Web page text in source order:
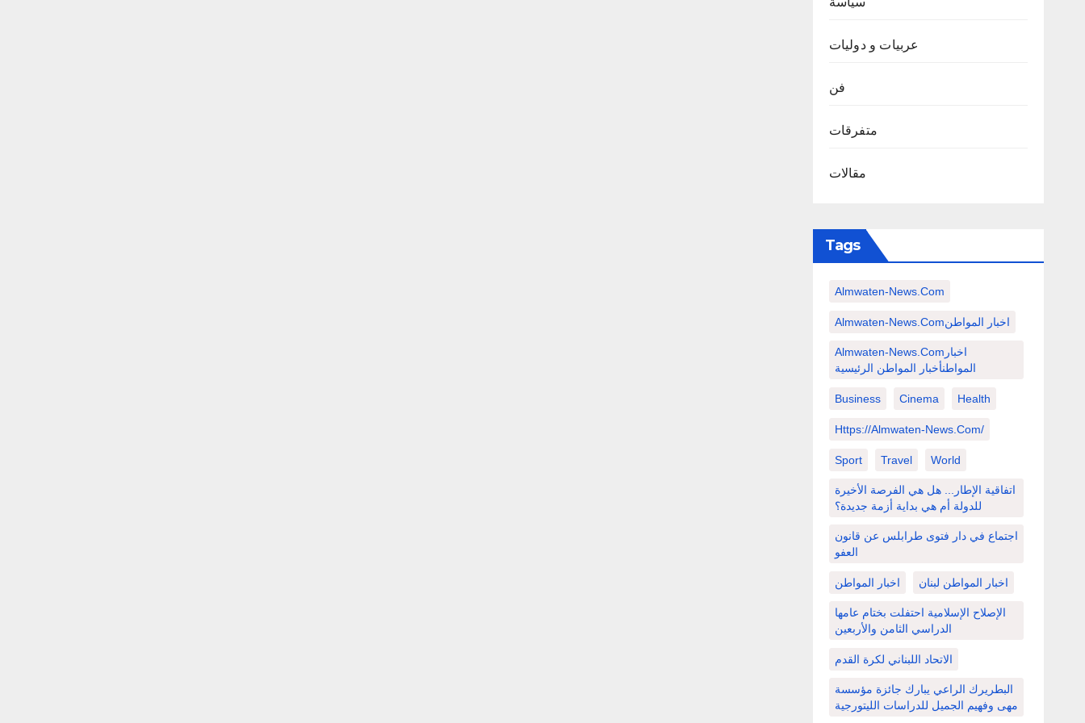
عربيات و دوليات
فن
متفرقات
مقالات
Tags
Almwaten-News.com
Almwaten-News.comاخبار المواطن
Almwaten-News.comاخبار
المواطنأخبار المواطن الرئيسية
Business Cinema Health
Https://almwaten-News.com/
Sport Travel World
اتفاقية الإطار... هل هي الفرصة الأخيرة
للدولة أم هي بداية أزمة جديدة؟
اجتماع في دار فتوى طرابلس عن قانون
العفو
اخبار المواطن اخبار المواطن لبنان
الإصلاح الإسلامية احتفلت بختام عامها
الدراسي الثامن والأربعين
الاتحاد اللبناني لكرة القدم
البطريرك الراعي يبارك جائزة مؤسسة
مهى وفهيم الجميل للدراسات الليتورجية